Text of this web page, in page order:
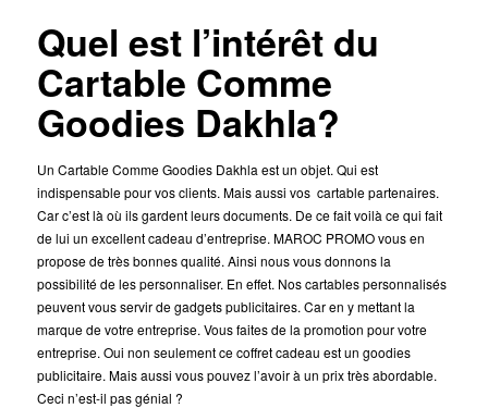
Quel est l’intérêt du
Cartable Comme
Goodies Dakhla?
Un Cartable Comme Goodies Dakhla est un objet. Qui est
indispensable pour vos clients. Mais aussi vos cartable partenaires.
Car c’est là où ils gardent leurs documents. De ce fait voilà ce qui fait
de lui un excellent cadeau d’entreprise. MAROC PROMO vous en
propose de très bonnes qualité. Ainsi nous vous donnons la
possibilité de les personnaliser. En effet. Nos cartables personnalisés
peuvent vous servir de gadgets publicitaires. Car en y mettant la
marque de votre entreprise. Vous faites de la promotion pour votre
entreprise. Oui non seulement ce coffret cadeau est un goodies
publicitaire. Mais aussi vous pouvez l’avoir à un prix très abordable.
Ceci n’est-il pas génial ?